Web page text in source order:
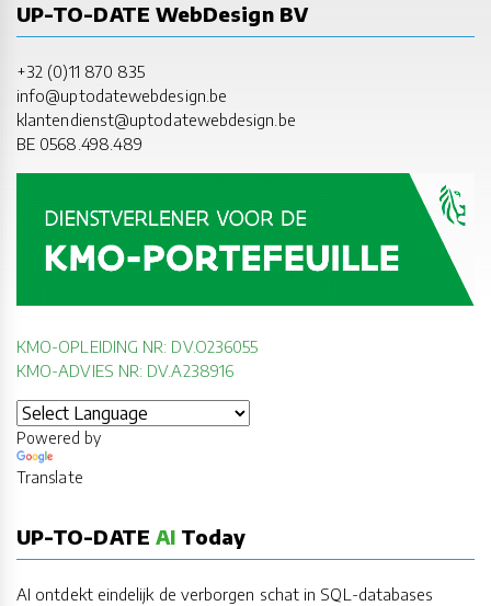
UP-TO-DATE WebDesign BV
+32 (0)11 870 835
info@uptodatewebdesign.be
klantendienst@uptodatewebdesign.be
BE 0568.498.489
KMO-OPLEIDING NR: DV.O236055
KMO-ADVIES NR: DV.A238916
Powered by
Translate
UP-TO-DATE AI Today
AI ontdekt eindelijk de verborgen schat in SQL-databases